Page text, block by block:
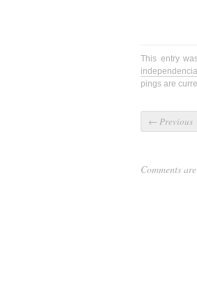
This entry
independencia
pings are
← Previous
Comments